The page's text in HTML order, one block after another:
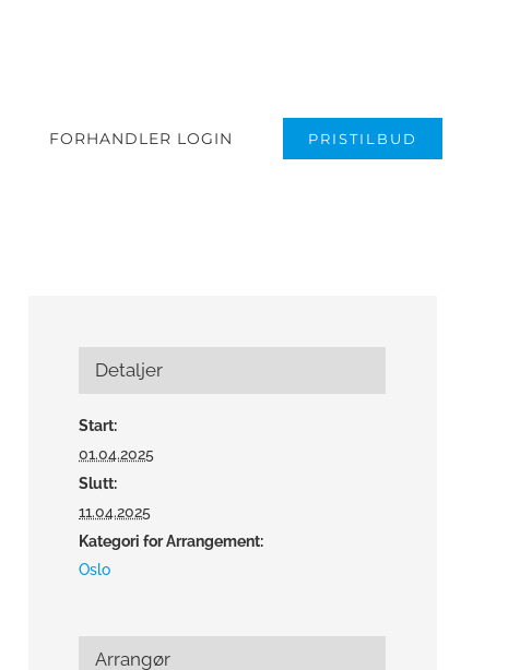
FORHANDLER LOGIN PRISTILBUD
Detaljer
Start:
01.04.2025
Slutt:
11.04.2025
Kategori for Arrangement:
Oslo
Arrangør